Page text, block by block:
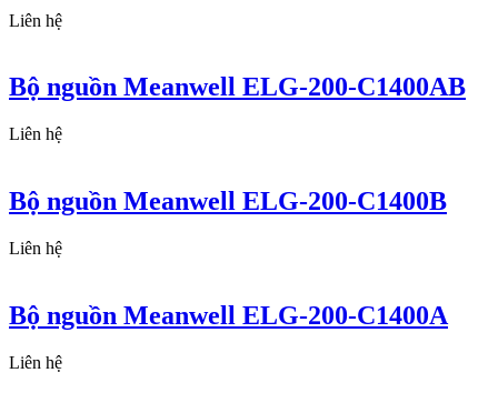
Liên hệ
Bộ nguồn Meanwell ELG-200-C1400AB
Liên hệ
Bộ nguồn Meanwell ELG-200-C1400B
Liên hệ
Bộ nguồn Meanwell ELG-200-C1400A
Liên hệ